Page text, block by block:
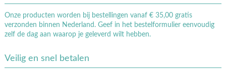
Onze producten worden bij bestellingen vanaf € 35,00 gratis
verzonden binnen Nederland. Geef in het bestelformulier eenvoudig
zelf de dag aan waarop je geleverd wilt hebben.
Veilig en snel betalen